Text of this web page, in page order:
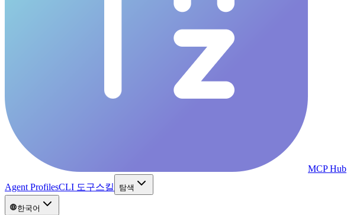
MCP Hub
Agent ProfilesCLI 도구스킬 탐색
한국어